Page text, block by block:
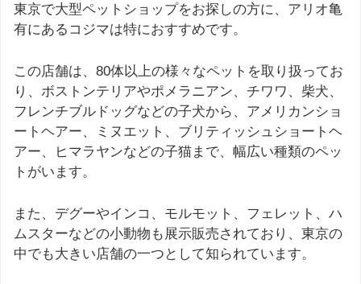
東京で大型ペットショップをお探しの方に、アリオ亀
有にあるコジマは特におすすめです。
この店舗は、80体以上の様々なペットを取り扱ってお
り、ボストンテリアやポメラニアン、チワワ、柴犬、
フレンチブルドッグなどの子犬から、アメリカンショ
ートヘアー、ミヌエット、ブリティッシュショートヘ
アー、ヒマラヤンなどの子猫まで、幅広い種類のペッ
トがいます。
また、デグーやインコ、モルモット、フェレット、ハ
ムスターなどの小動物も展示販売されており、東京の
中でも大きい店舗の一つとして知られています。